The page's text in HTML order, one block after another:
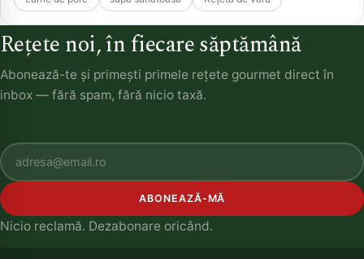
Rețete noi, în fiecare săptămână
Abonează-te și primești primele rețete gourmet direct în
inbox — fără spam, fără nicio taxă.
ABONEAZĂ-MĂ
Nicio reclamă. Dezabonare oricând.